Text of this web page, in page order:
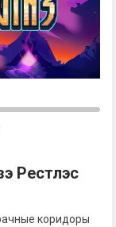
Рестлэс
коридоры